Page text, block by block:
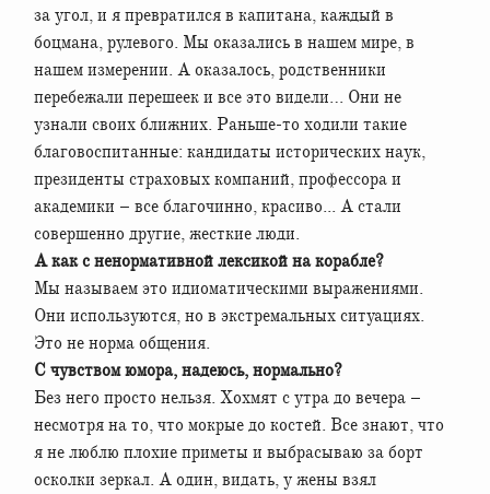
за угол, и я превратился в капитана, каждый в
боцмана, рулевого. Мы оказались в нашем мире, в
нашем измерении. А оказалось, родственники
перебежали перешеек и все это видели… Они не
узнали своих ближних. Раньше-то ходили такие
благовоспитанные: кандидаты исторических наук,
президенты страховых компаний, профессора и
академики – все благочинно, красиво... А стали
совершенно другие, жесткие люди.
А как с ненормативной лексикой на корабле?
Мы называем это идиоматическими выражениями.
Они используются, но в экстремальных ситуациях.
Это не норма общения.
С чувством юмора, надеюсь, нормально?
Без него просто нельзя. Хохмят с утра до вечера –
несмотря на то, что мокрые до костей. Все знают, что
я не люблю плохие приметы и выбрасываю за борт
осколки зеркал. А один, видать, у жены взял